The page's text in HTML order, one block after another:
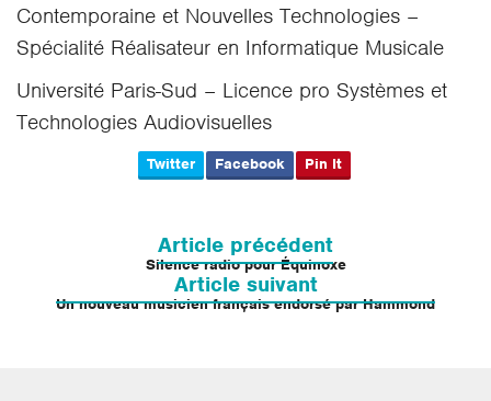
Contemporaine et Nouvelles Technologies –
Spécialité Réalisateur en Informatique Musicale
Université Paris-Sud – Licence pro Systèmes et
Technologies Audiovisuelles
Twitter Facebook Pin It
Article précédent
Silence radio pour Équinoxe
Article suivant
Un nouveau musicien français endorsé par Hammond